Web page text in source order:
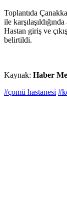
Toplantıda
ile
Hastan giriş ve
belirtildi.
Kaynak: Haber
#çomü hastanesi